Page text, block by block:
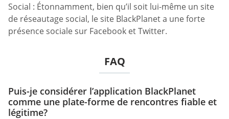
Social : Étonnamment, bien qu’il soit lui-même un site
de réseautage social, le site BlackPlanet a une forte
présence sociale sur Facebook et Twitter.
FAQ
Puis-je considérer l’application BlackPlanet
comme une plate-forme de rencontres fiable et
légitime?